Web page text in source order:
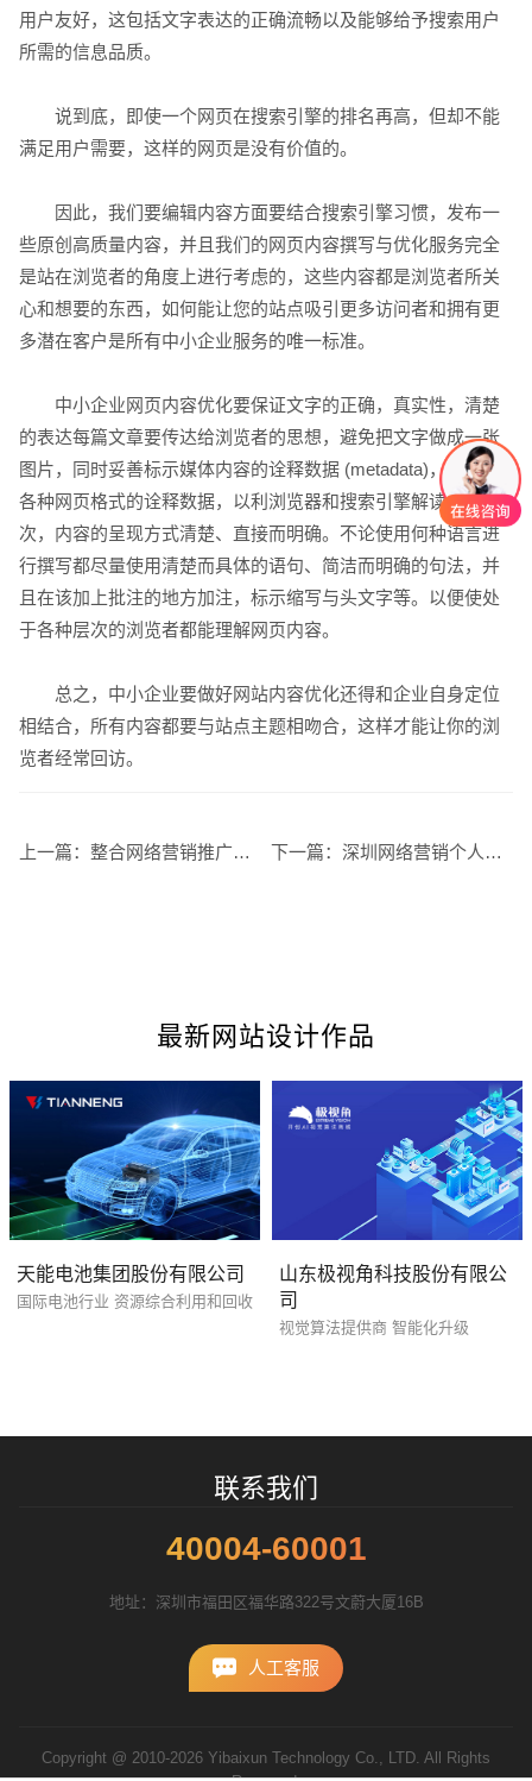
用户友好，这包括文字表达的正确流畅以及能够给予搜索用户
所需的信息品质。
说到底，即使一个网页在搜索引擎的排名再高，但却不能
满足用户需要，这样的网页是没有价值的。
因此，我们要编辑内容方面要结合搜索引擎习惯，发布一
些原创高质量内容，并且我们的网页内容撰写与优化服务完全
是站在浏览者的角度上进行考虑的，这些内容都是浏览者所关
心和想要的东西，如何能让您的站点吸引更多访问者和拥有更
多潜在客户是所有中小企业服务的唯一标准。
中小企业网页内容优化要保证文字的正确，真实性，清楚
的表达每篇文章要传达给浏览者的思想，避免把文字做成一张
图片，同时妥善标示媒体内容的诠释数据 (metadata)，加注了
各种网页格式的诠释数据，以利浏览器和搜索引擎解读。其
次，内容的呈现方式清楚、直接而明确。不论使用何种语言进
行撰写都尽量使用清楚而具体的语句、简洁而明确的句法，并
且在该加上批注的地方加注，标示缩写与头文字等。以便使处
于各种层次的浏览者都能理解网页内容。
总之，中小企业要做好网站内容优化还得和企业自身定位
相结合，所有内容都要与站点主题相吻合，这样才能让你的浏
览者经常回访。
上一篇： 整合网络营销推广的真正意义 下一篇：深圳网络营销个人网站如何商业化运营
最新网站设计作品
天能电池集团股份有限公司
国际电池行业 资源综合利用和回收
山东极视角科技股份有限公
司
视觉算法提供商 智能化升级
联系我们
40004-60001
地址：深圳市福田区福华路322号文蔚大厦16B
人工客服
Copyright @ 2010-2026 Yibaixun Technology Co., LTD. All Rights
电话
创意品牌型网站 · 标准企业官网建设 · 外贸网
电商及系统平台开发 · 微信小程序开发